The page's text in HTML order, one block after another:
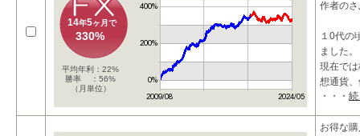
14年5ヶ月で
330%
平均年利：22%
勝率 ：56%
（月単位）
作者の
１0代の
ました。
現在で
想通貨
資対象
おかげ様
・・・
お得な